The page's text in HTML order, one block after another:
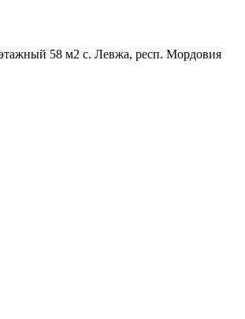
58 м2 с. Левжа, респ. Мордовия